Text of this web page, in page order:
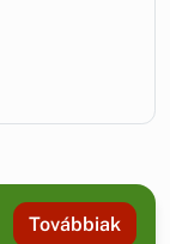
Továbbiak